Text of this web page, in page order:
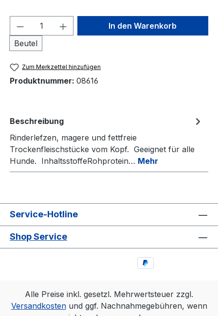
Produkt Anzahl: Gib den
Beutel
In den Warenkorb
Zum Merkzettel hinzufügen
Produktnummer: 08616
Beschreibung
Rinderlefzen, magere und fettfreie
Trockenfleischstücke vom Kopf. Geeignet für alle
Hunde. InhaltsstoffeRohprotein… Mehr
Service-Hotline
Shop Service
Alle Preise inkl. gesetzl. Mehrwertsteuer zzgl.
Versandkostenund ggf. Nachnahmegebühren, wenn